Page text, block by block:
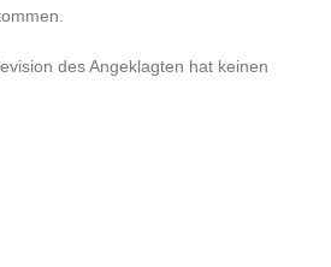
des Angeklagten hat keinen